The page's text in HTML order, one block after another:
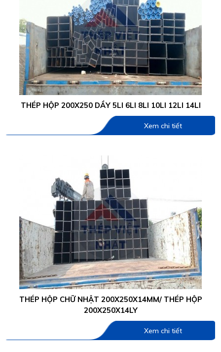
THÉP HỘP 200X250 DẦY 5LI 6LI 8LI 10LI 12LI 14LI
Xem chi tiết
THÉP HỘP CHỮ NHẬT 200X250X14MM/ THÉP HỘP
200X250X14LY
Xem chi tiết